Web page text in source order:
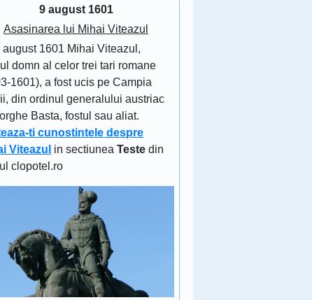
9 august 1601
Asasinarea lui Mihai Viteazul
august 1601 Mihai Viteazul,
domn al celor trei tari romane
1601), a fost ucis pe Campia
din ordinul generalului austriac
Basta, fostul sau aliat.
ti cunostintele despre
Viteazul in sectiuneaTeste din
clopotel.ro